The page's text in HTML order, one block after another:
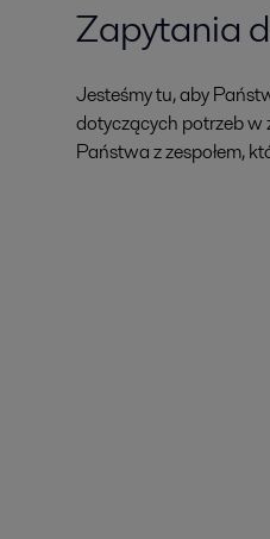
Zapytania
Jesteśmy tu, aby
dotyczących potrzeb w
Państwa z zespołem,